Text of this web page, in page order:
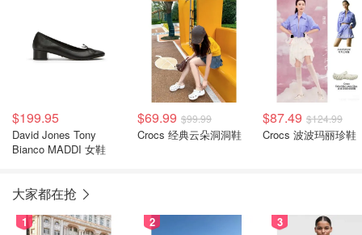
$199.95
David Jones Tony
Bianco MADDI 女鞋
$69.99 $99.99
Crocs 经典云朵洞洞鞋
$87.49 $124.99
Crocs 波波玛丽珍鞋
大家都在抢
1 2 3